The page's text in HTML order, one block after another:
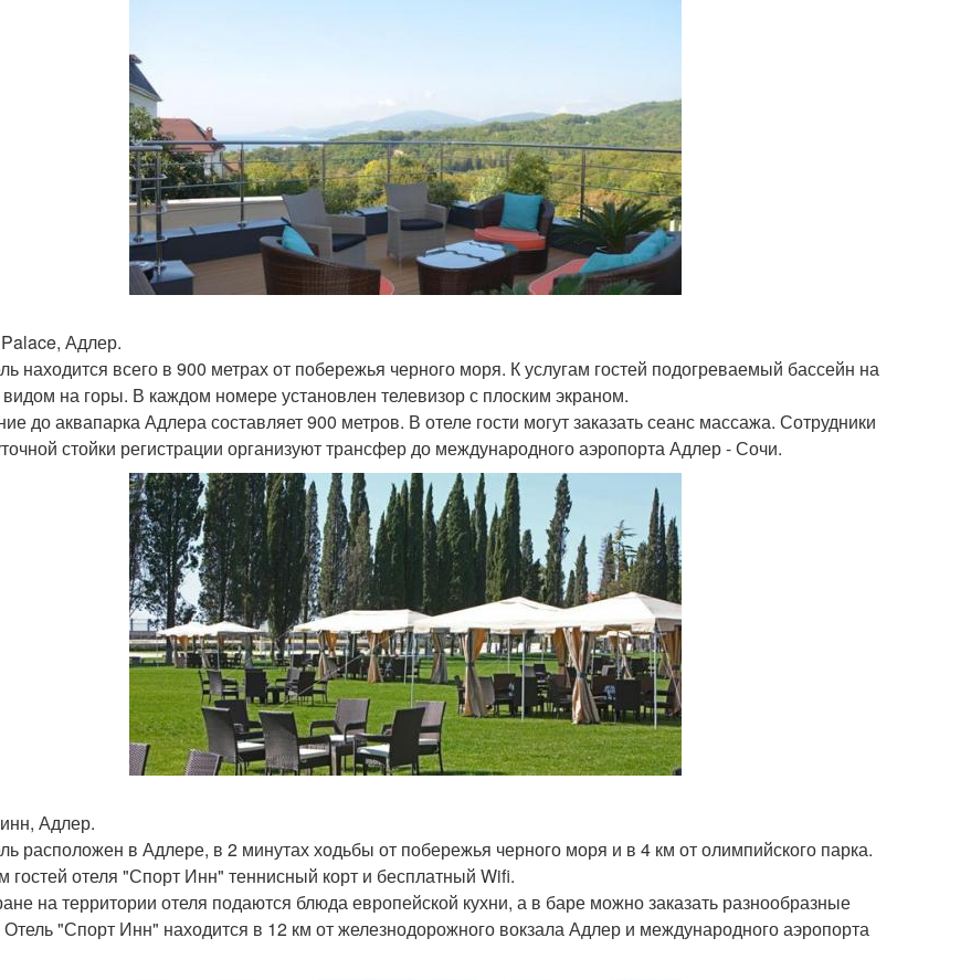
Адлер.
находится всего в 900 метрах от побережья черного моря. К услугам гостей подогреваемый бассейн на
на горы. В каждом номере установлен телевизор с плоским экраном.
до аквапарка Адлера составляет 900 метров. В отеле гости могут заказать сеанс массажа. Сотрудники
стойки регистрации организуют трансфер до международного аэропорта Адлер - Сочи.
Адлер.
расположен в Адлере, в 2 минутах ходьбы от побережья черного моря и в 4 км от олимпийского парка.
гостей отеля "Спорт Инн" теннисный корт и бесплатный Wifi.
на территории отеля подаются блюда европейской кухни, а в баре можно заказать разнообразные
Отель "Спорт Инн" находится в 12 км от железнодорожного вокзала Адлер и международного аэропорта